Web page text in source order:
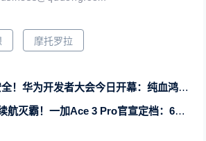
摩托罗拉
为开发者大会今日开幕：纯血鸿蒙来了 摒弃安卓全自研
灭霸！一加Ace 3 Pro官宣定档：6月27日发布